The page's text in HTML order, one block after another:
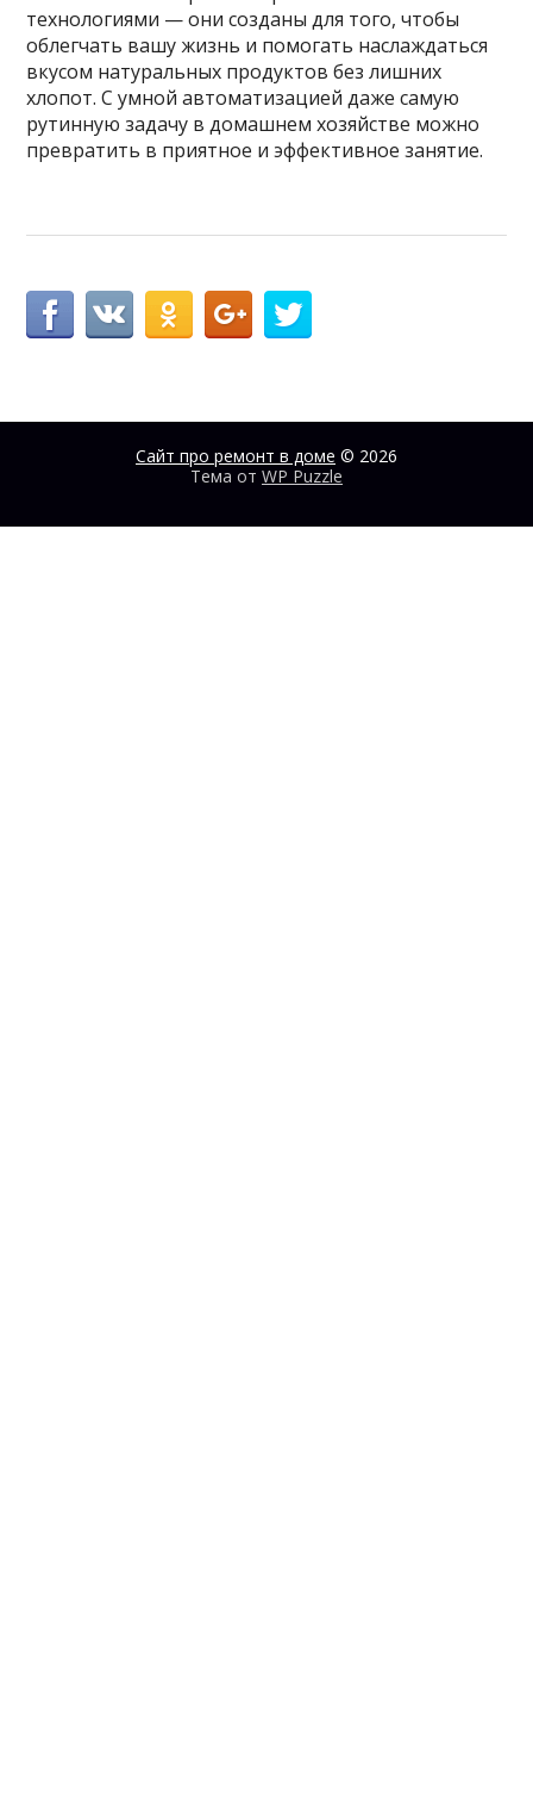
технологиями — они созданы для того, чтобы
облегчать вашу жизнь и помогать наслаждаться
вкусом натуральных продуктов без лишних
хлопот. С умной автоматизацией даже самую
рутинную задачу в домашнем хозяйстве можно
превратить в приятное и эффективное занятие.
Сайт про ремонт в доме © 2026
Тема от WP Puzzle